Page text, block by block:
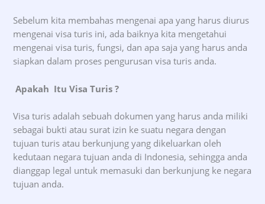
Sebelum kita membahas mengenai apa yang harus diurus
mengenai visa turis ini, ada baiknya kita mengetahui
mengenai visa turis, fungsi, dan apa saja yang harus anda
siapkan dalam proses pengurusan visa turis anda.
Apakah Itu Visa Turis?
Visa turis adalah sebuah dokumen yang harus anda miliki
sebagai bukti atau surat izin ke suatu negara dengan
tujuan turis atau berkunjung yang dikeluarkan oleh
kedutaan negara tujuan anda di Indonesia, sehingga anda
dianggap legal untuk memasuki dan berkunjung ke negara
tujuan anda.